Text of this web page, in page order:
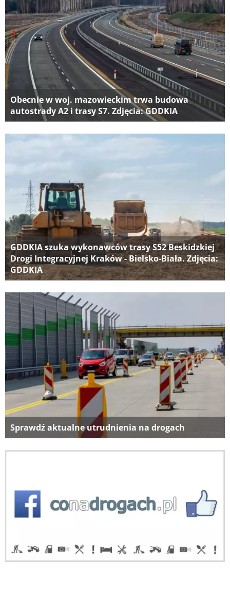
Obecnie w woj. mazowieckim trwa budowa
autostrady A2 i trasy S7. Zdjęcia: GDDKIA
GDDKIA szuka wykonawców trasy S52 Beskidzkiej
Drogi Integracyjnej Kraków - Bielsko-Biała. Zdjęcia:
GDDKIA
Sprawdź aktualne utrudnienia na drogach